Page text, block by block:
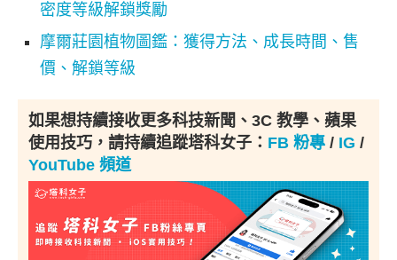
密度等級解鎖獎勵
摩爾莊園植物圖鑑：獲得方法、成長時間、售
價、解鎖等級
如果想持續接收更多科技新聞、3C 教學、蘋果
使用技巧，請持續追蹤塔科女子： FB 粉專 / IG /
YouTube 頻道